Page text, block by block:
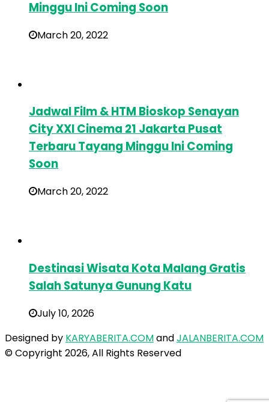
Minggu Ini Coming Soon
March 20, 2022
Jadwal Film & HTM Bioskop Senayan
City XXI Cinema 21 Jakarta Pusat
Terbaru Tayang Minggu Ini Coming
Soon
March 20, 2022
Destinasi Wisata Kota Malang Gratis
Salah Satunya Gunung Katu
July 10, 2026
Designed by KARYABERITA.COMandJALANBERITA.COM
© Copyright 2026, All Rights Reserved